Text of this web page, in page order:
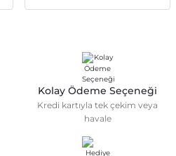
Kolay Ödeme Seçeneği
Kredi kartıyla tek çekim veya
havale